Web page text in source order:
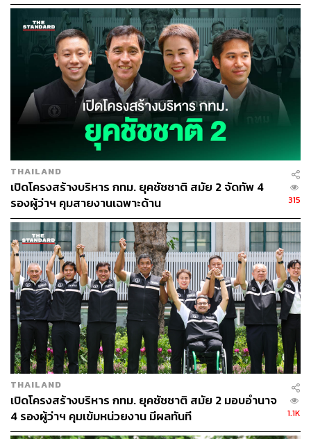
THAILAND
เปิดโครงสร้างบริหาร กทม. ยุคชัชชาติ สมัย 2 จัดทัพ 4
รองผู้ว่าฯ คุมสายงานเฉพาะด้าน
315
THAILAND
เปิดโครงสร้างบริหาร กทม. ยุคชัชชาติ สมัย 2 มอบอำนาจ
4 รองผู้ว่าฯ คุมเข้มหน่วยงาน มีผลทันที
1.1K